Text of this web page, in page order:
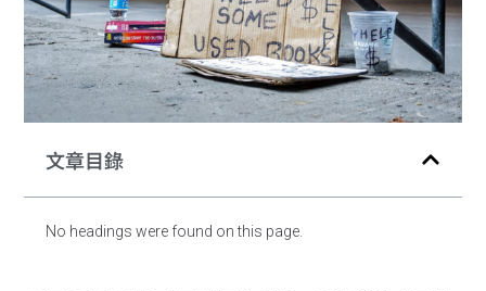
文章目錄
No headings were found on this page.